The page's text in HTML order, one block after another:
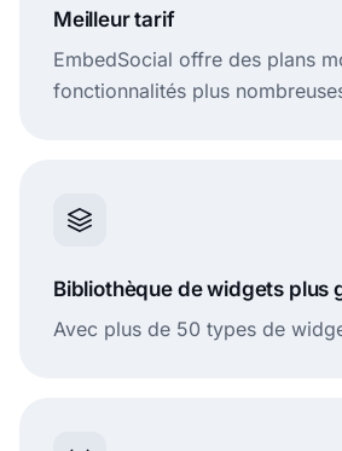
Meilleur tarif
EmbedSocial offre des plans
fonctionnalités plus
Bibliothèque de widgets plus
Avec plus de 50 types de